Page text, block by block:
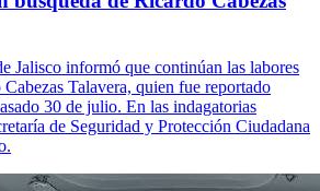
Jalisco informó que continúan las labores
Talavera, quien fue reportado
30 de julio. En las indagatorias
de Seguridad y Protección Ciudadana